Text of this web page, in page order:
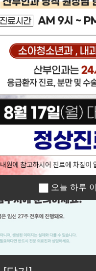
창 열지 않음[닫기]
오늘 하루 이 창
오늘 하루 이 창 열지 않
오늘 하루